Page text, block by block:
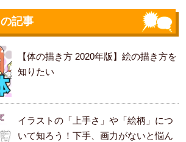
記事
【体の描き方 2020年版】絵の描き方を
知りたい
イラストの「上手さ」や「絵柄」につ
いて知ろう！下手、画力がないと悩ん